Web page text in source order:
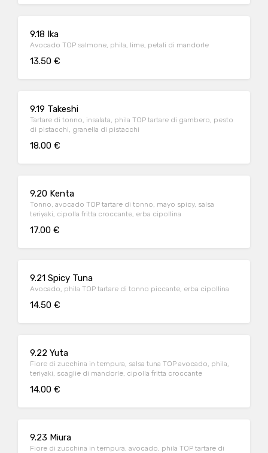
9.18 Ika
Avocado TOP salmone, phila, lime, petali di mandorle
13.50 €
9.19 Takeshi
Tartare di tonno, insalata, phila TOP tartare di gambero, pesto
di pistacchi, granella di pistacchi
18.00 €
9.20 Kenta
Tonno, avocado TOP tartare di tonno, mayo spicy, salsa
teriyaki, cipolla fritta croccante, erba cipollina
17.00 €
9.21 Spicy Tuna
Avocado, phila TOP tartare di tonno piccante, erba cipollina
14.50 €
9.22 Yuta
Fiore di zucchina in tempura, salsa tuna TOP avocado, phila,
teriyaki, scaglie di mandorle, cipolla fritta croccante
14.00 €
9.23 Miura
Fiore di zucchina in tempura, avocado, phila TOP tartare di